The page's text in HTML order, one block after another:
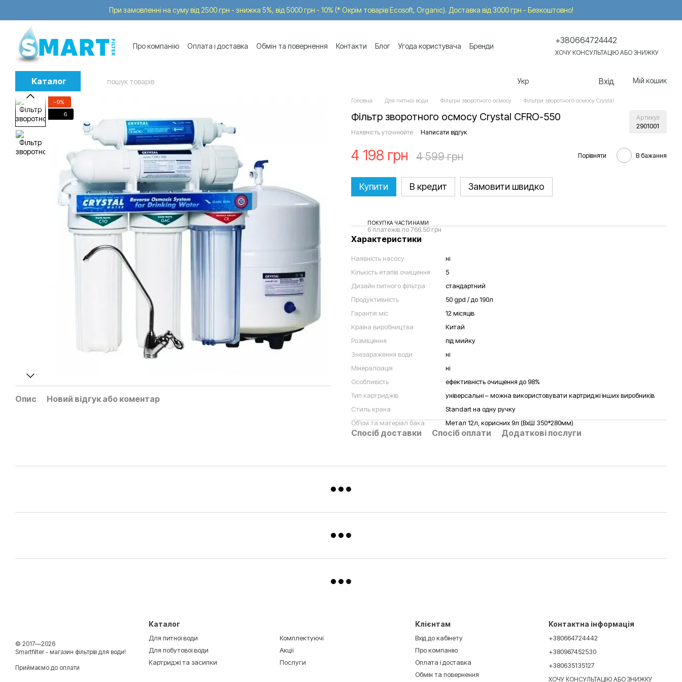
Перейти до основного контентуПри замовленні на суму від 2500 грн - знижка 5%, від 5000 грн - 10% (* Окрім товарів Ecosoft, Organic). Доставка від 3000 грн - Безкоштовно!
Про компанію Оплата і доставка Обмін та повернення Контакти Блог Угода користувача
Бренди
+380664724442
ХОЧУ КОНСУЛЬТАЦІЮ АБО ЗНИЖКУ
Каталог Укр Вхід Мій кошик
−9%
6
Опис Новий відгук або коментар
Головна Для питної води Фільтри зворотного осмосу Фільтри зворотного осмосу Crystal
Фільтр зворотного осмосу Crystal CFRO-550 Артикул
2901001
Наявність уточнюйте Написати відгук
4 198 грн 4 599 грн Порівняти В бажання
Купити В кредит Замовити швидко
ПОКУПКА ЧАСТИНАМИ
6 платежів по 766.50 грн
Характеристики
Наявність насосу
ні
Кількість етапів очищення
5
Дизайн питного фільтра
стандартний
Продуктивність
50 gpd / до 190л
Гарантія міс
12 місяців
Країна виробництва
Китай
Розміщення
під мийку
Знезараження води
ні
Мінералізація
ні
Особливість
ефективність очищення до 98%
Тип картриджів
універсальні – можна використовувати картриджі інших виробників
Стиль крана
Standart на одну ручку
Об'єм та матеріал бака
Метал 12л, корисних 9л (ВхШ 350*280мм)
Спосіб доставки Спосіб оплати Додаткові послуги
© 2017—2026
Smartfilter - магазин фільтрів для води!
Приймаємо до оплати
Каталог
Для питної води
Для побутової води
Картриджі та засипки
Комплектуючі
Акції
Послуги
Клієнтам
Вхід до кабінету
Про компанію
Оплата і доставка
Обмін та повернення
Контактна інформація
+380664724442
+380967452530
+380635135127
ХОЧУ КОНСУЛЬТАЦІЮ АБО ЗНИЖКУ